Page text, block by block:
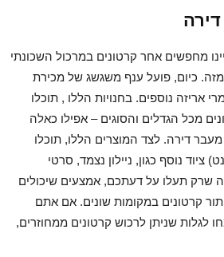
מחפשים אחר קרטונים במרכול השכונתי
כיום, פועל ענף משגשג של מכירת
אריזה נוספים. בחנויות הללו , תוכלו
מכל הגדלים והסוגים – אפילו כאלה
דירה. לצד המוצרים הללו, תוכלו
ציוד נוסף כגון, ניילון נצמד, סרטי
שרק תעלו על דעתכם, אמצעים שיכולים
קרטונים במקומות שונים. אם אתם
לגלות שניתן לרכוש קרטונים ממחוזרים,